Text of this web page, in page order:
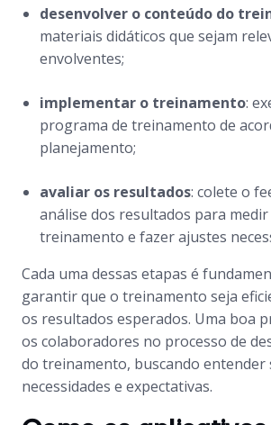
desenvolver o conteúdo do
materiais didáticos que sejam
envolventes;
implementar o treinamento:
programa de treinamento de
planejamento;
avaliar os resultados: colete o
análise dos resultados para medir
treinamento e fazer ajustes
Cada uma dessas etapas é
garantir que o treinamento seja
os resultados esperados. Uma boa
os colaboradores no processo de
do treinamento, buscando entender
necessidades e expectativas.